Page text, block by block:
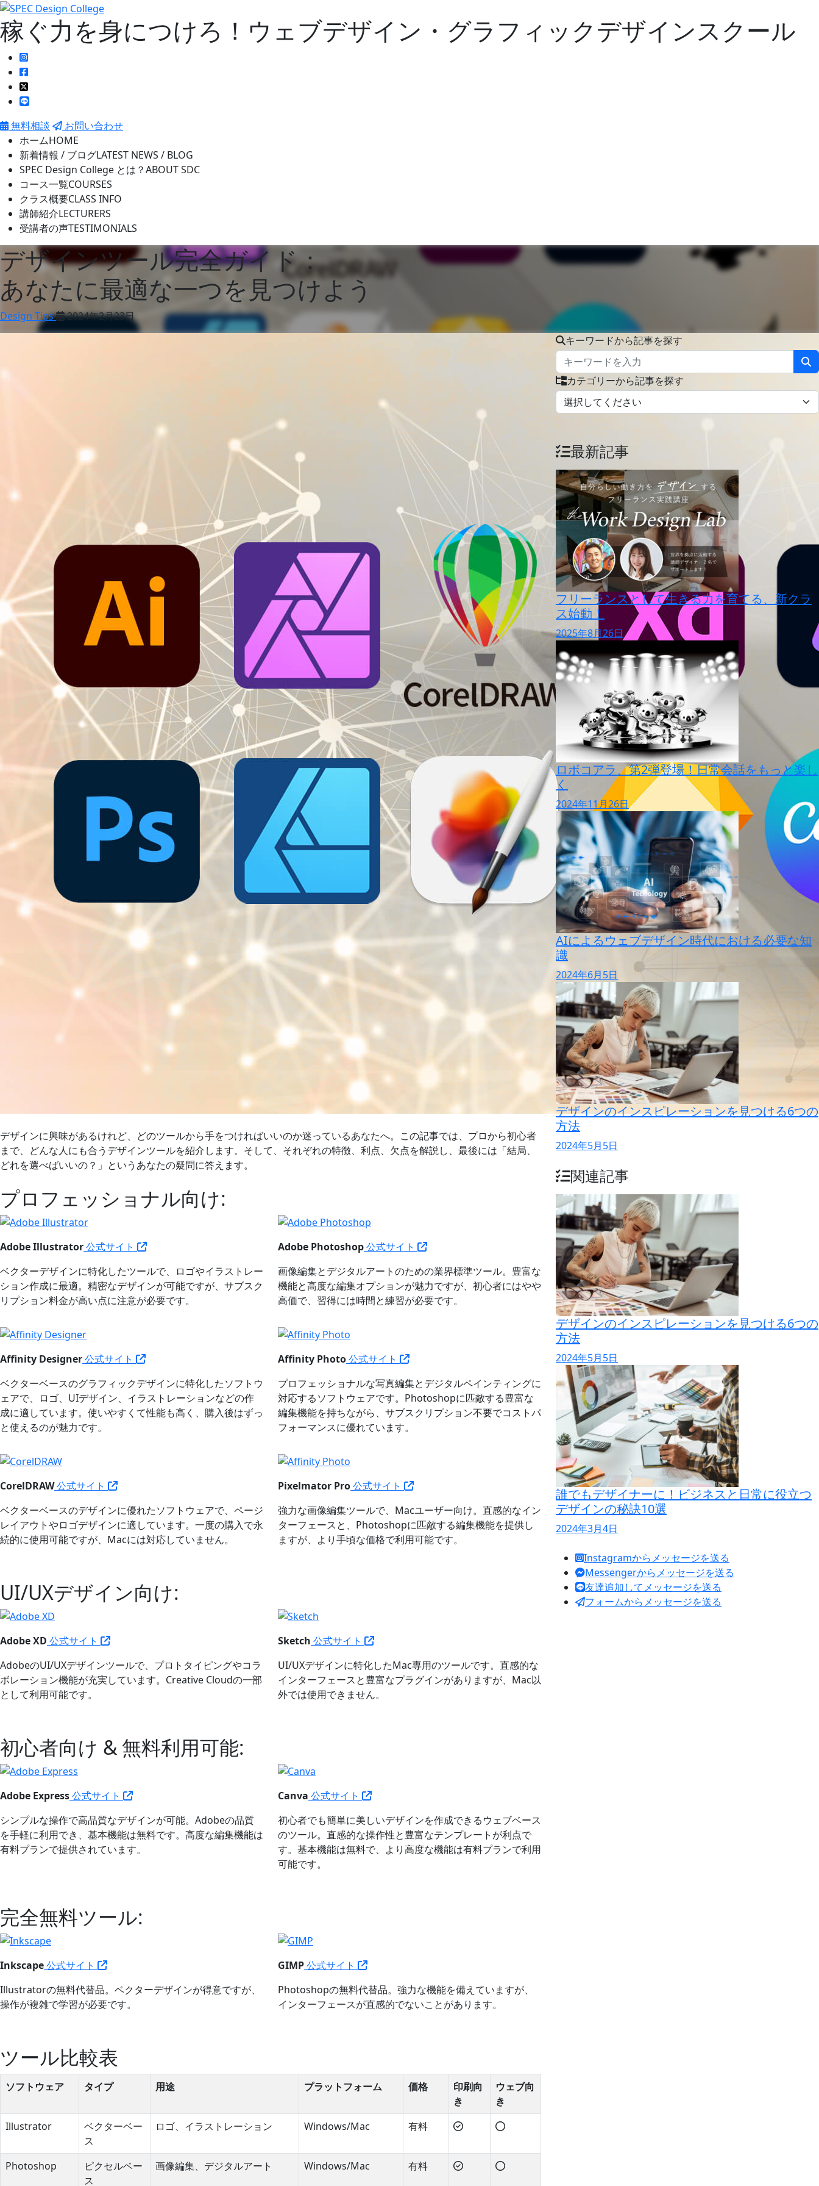
稼ぐ力を身につけろ！ウェブデザイン・グラフィックデザインスクール
無料相談
お問い合わせ
ホームHOME
新着情報 / ブログLATEST NEWS / BLOG
SPEC Design College とは？ABOUT SDC
コース一覧COURSES
クラス概要CLASS INFO
講師紹介LECTURERS
受講者の声TESTIMONIALS
デザインツール完全ガイド：
あなたに最適な一つを見つけよう
Design Tips 2024年2月23日
デザインに興味があるけれど、どのツールから手をつければいいのか迷っているあなたへ。この記事では、プロから初心者
まで、どんな人にも合うデザインツールを紹介します。そして、それぞれの特徴、利点、欠点を解説し、最後には「結局、
どれを選べばいいの？」というあなたの疑問に答えます。
プロフェッショナル向け:
Adobe Illustrator公式サイト
ベクターデザインに特化したツールで、ロゴやイラストレー
ション作成に最適。精密なデザインが可能ですが、サブスク
リプション料金が高い点に注意が必要です。
Adobe Photoshop公式サイト
画像編集とデジタルアートのための業界標準ツール。豊富な
機能と高度な編集オプションが魅力ですが、初心者にはやや
高価で、習得には時間と練習が必要です。
Affinity Designer公式サイト
ベクターベースのグラフィックデザインに特化したソフトウ
ェアで、ロゴ、UIデザイン、イラストレーションなどの作
成に適しています。使いやすくて性能も高く、購入後はずっ
と使えるのが魅力です。
Affinity Photo公式サイト
プロフェッショナルな写真編集とデジタルペインティングに
対応するソフトウェアです。Photoshopに匹敵する豊富な
編集機能を持ちながら、サブスクリプション不要でコストパ
フォーマンスに優れています。
CorelDRAW公式サイト
ベクターベースのデザインに優れたソフトウェアで、ページ
レイアウトやロゴデザインに適しています。一度の購入で永
続的に使用可能ですが、Macには対応していません。
Pixelmator Pro公式サイト
強力な画像編集ツールで、Macユーザー向け。直感的なイン
ターフェースと、Photoshopに匹敵する編集機能を提供し
ますが、より手頃な価格で利用可能です。
UI/UXデザイン向け:
Adobe XD 公式サイト
AdobeのUI/UXデザインツールで、プロトタイピングやコラ
ボレーション機能が充実しています。Creative Cloudの一部
として利用可能です。
Sketch 公式サイト
UI/UXデザインに特化したMac専用のツールです。直感的な
インターフェースと豊富なプラグインがありますが、Mac以
外では使用できません。
初心者向け & 無料利用可能:
Adobe Express公式サイト
シンプルな操作で高品質なデザインが可能。Adobeの品質
を手軽に利用でき、基本機能は無料です。高度な編集機能は
有料プランで提供されています。
Canva 公式サイト
初心者でも簡単に美しいデザインを作成できるウェブベース
のツール。直感的な操作性と豊富なテンプレートが利点で
す。基本機能は無料で、より高度な機能は有料プランで利用
可能です。
完全無料ツール:
Inkscape公式サイト
Illustratorの無料代替品。ベクターデザインが得意ですが、
操作が複雑で学習が必要です。
GIMP公式サイト
Photoshopの無料代替品。強力な機能を備えていますが、
インターフェースが直感的でないことがあります。
ツール比較表
ソフトウェア タイプ 用途 プラットフォーム 価格
印刷向
き
ウェブ向
き
Illustrator
ベクターベー
ス
ロゴ、イラストレーション Windows/Mac 有料
Photoshop
ピクセルベー
ス
画像編集、デジタルアート Windows/Mac 有料
キーワードから記事を探す
カテゴリーから記事を探す
最新記事
フリーランスとして生きる力を育てる、新クラ
ス始動！
2025年8月26日
ロボコアラ、第2弾登場！日常会話をもっと楽し
く
2024年11月26日
AIによるウェブデザイン時代における必要な知
識
2024年6月5日
デザインのインスピレーションを見つける6つの
方法
2024年5月5日
関連記事
デザインのインスピレーションを見つける6つの
方法
2024年5月5日
誰でもデザイナーに！ビジネスと日常に役立つ
デザインの秘訣10選
2024年3月4日
Instagramからメッセージを送る
Messengerからメッセージを送る
友達追加してメッセージを送る
フォームからメッセージを送る